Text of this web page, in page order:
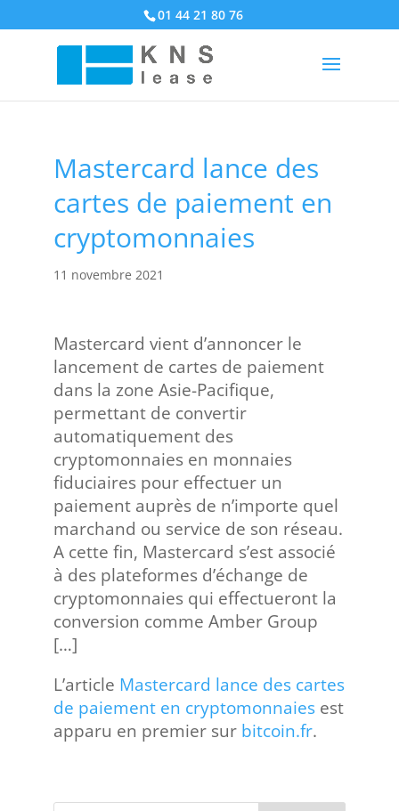
01 44 21 80 76
Mastercard lance des
cartes de paiement en
cryptomonnaies
11 novembre 2021
Mastercard vient d’annoncer le
lancement de cartes de paiement
dans la zone Asie-Pacifique,
permettant de convertir
automatiquement des
cryptomonnaies en monnaies
fiduciaires pour effectuer un
paiement auprès de n’importe quel
marchand ou service de son réseau.
A cette fin, Mastercard s’est associé
à des plateformes d’échange de
cryptomonnaies qui effectueront la
conversion comme Amber Group
[…]
L’article Mastercard lance des cartes
de paiement en cryptomonnaiesest
apparu en premier sur bitcoin.fr.